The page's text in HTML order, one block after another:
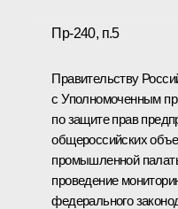
Пр-240, п.5
Правительству
с Уполномоченным
по защите прав
общероссийских
промышленной
проведение
федерального